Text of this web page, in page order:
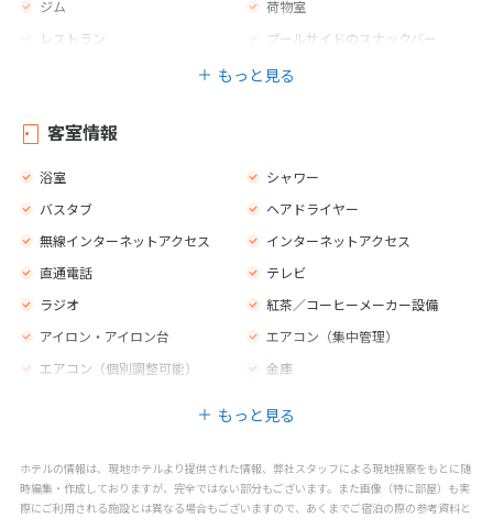
ジム
荷物室
レストラン
プールサイドのスナックバー
もっと見る
客室情報
浴室
シャワー
バスタブ
ヘアドライヤー
無線インターネットアクセス
インターネットアクセス
直通電話
テレビ
ラジオ
紅茶／コーヒーメーカー設備
アイロン・アイロン台
エアコン（集中管理）
エアコン（個別調整可能）
金庫
もっと見る
ホテルの情報は、現地ホテルより提供された情報、弊社スタッフによる現地視察をもとに随
時編集・作成しておりますが、完全ではない部分もございます。また画像（特に部屋）も実
際にご利用される施設とは異なる場合もございますので、あくまでご宿泊の際の参考資料と